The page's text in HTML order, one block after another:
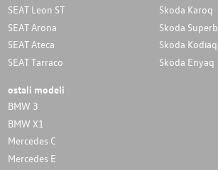
SEAT Leon ST
SEAT Arona
SEAT Ateca
SEAT Tarraco
Skoda Karoq
Skoda Superb
Skoda Kodiaq
Skoda Enyaq
ostali modeli
BMW 3
BMW X1
Mercedes C
Mercedes E